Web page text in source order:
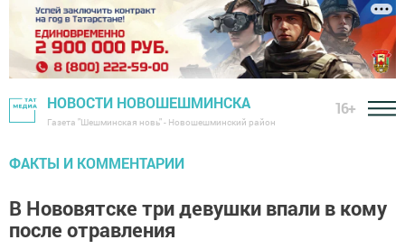
НОВОСТИ НОВОШЕШМИНСКА
Газета "Шешминская новь" - Новошешминский район
16+
ФАКТЫ И КОММЕНТАРИИ
В Нововятске три девушки впали в кому
после отравления